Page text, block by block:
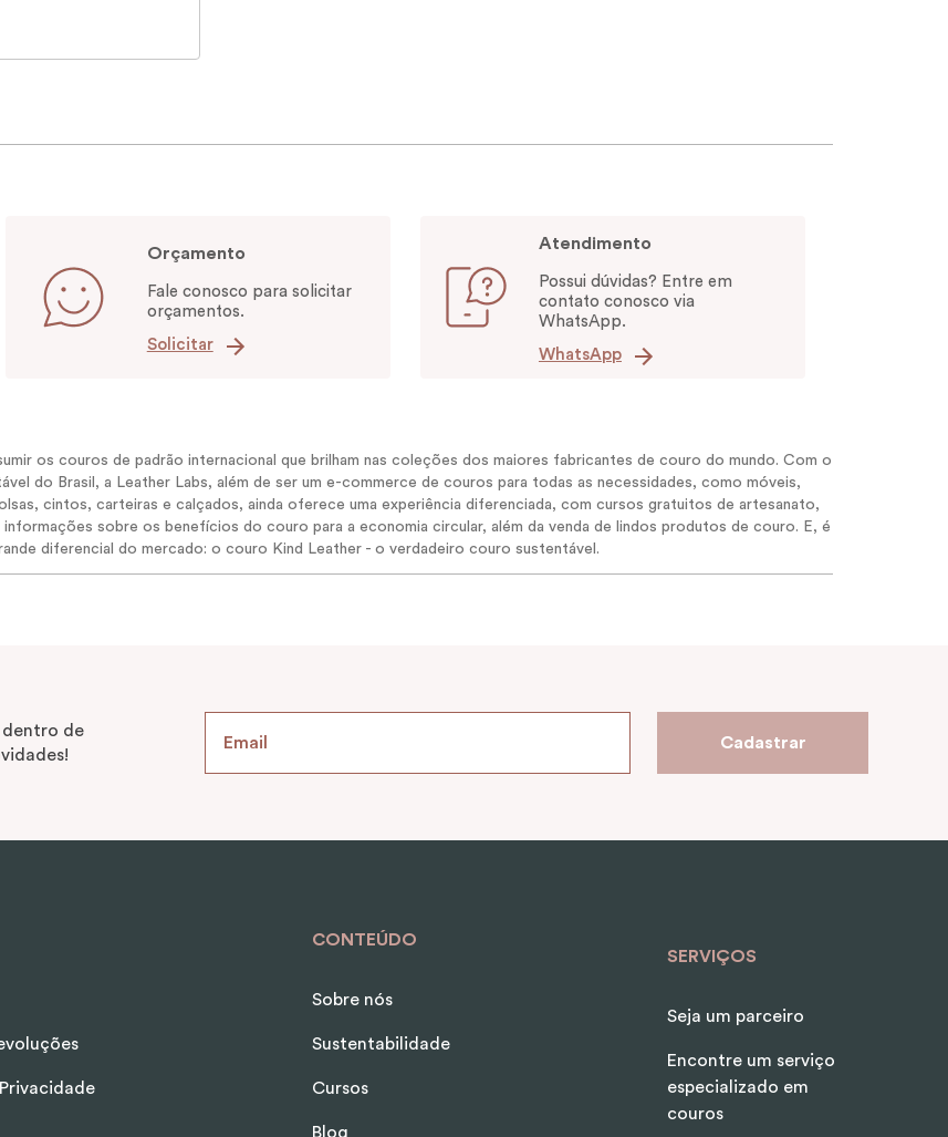
Orçamento
Fale conosco para solicitar
orçamentos.
Solicitar
Atendimento
Possui dúvidas? Entre em
contato conosco via
WhatsApp.
WhatsApp
os couros de padrão internacional que brilham nas coleções dos maiores fabricantes de couro do mundo. Com o
do Brasil, a Leather Labs, além de ser um e-commerce de couros para todas as necessidades, como móveis,
cintos, carteiras e calçados, ainda oferece uma experiência diferenciada, com cursos gratuitos de artesanato,
sobre os benefícios do couro para a economia circular, além da venda de lindos produtos de couro. E, é
diferencial do mercado: o couro Kind Leather - o verdadeiro couro sustentável.
dentro de
Cadastrar
CONTEÚDO
Sobre nós
Sustentabilidade
Cursos
Blog
SERVIÇOS
Seja um parceiro
Encontre um serviço
especializado em
couros